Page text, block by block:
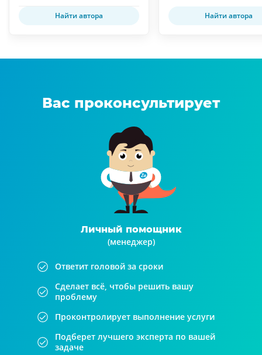
Найти автора Найти автора
Вас проконсультирует
Личный помощник
(менеджер)
Ответит головой за сроки
Сделает всё, чтобы решить вашу
проблему
Проконтролирует выполнение услуги
Подберет лучшего эксперта по вашей
задаче